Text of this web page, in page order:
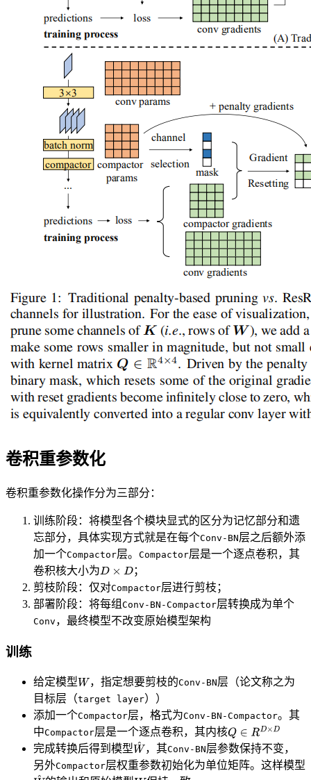
卷积重参数化
卷积重参数化操作分为三部分：
训练阶段：将模型各个模块显式的区分为记忆部分和遗
忘部分，具体实现方式就是在每个Conv-BN层之后额外添
加一个Compactor层。 Compactor层是一个逐点卷积，其
卷积核大小为
；
剪枝阶段：仅对Compactor层进行剪枝；
部署阶段：将每组 Conv-BN-Compactor层转换成为单个
Conv ，最终模型不改变原始模型架构
训练
给定模型 ，指定想要剪枝的Conv-BN层（论文称之为
目标层（target layer））
添加一个Compactor层，格式为Conv-BN-Compactor。其
中Compactor层是一个逐点卷积，其内核
完成转换后得到模型
，其Conv-BN层参数保持不变，
另外Compactor层权重参数初始化为单位矩阵。这样模型